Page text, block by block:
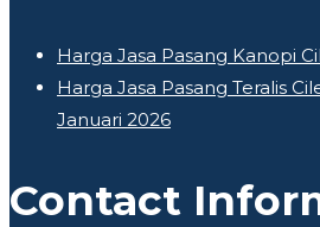
Harga Jasa Pasang Kanopi
Harga Jasa Pasang Teralis
Januari 2026
Contact